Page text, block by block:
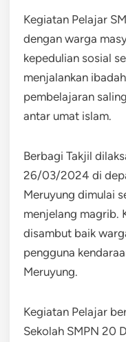
Kegiatan Pelajar
dengan warga
kepedulian sosial
menjalankan
pembelajaran
antar umat islam.
Berbagi Takjil
26/03/2024 di
Meruyung dimulai
menjelang magrib.
disambut baik
pengguna
Meruyung.
Kegiatan Pelajar
Sekolah SMPN 20